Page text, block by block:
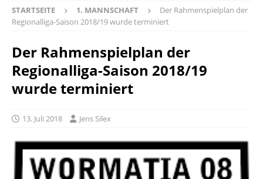
STARTSEITE 1. MANNSCHAFT
Der Rahmenspielplan der
Regionalliga-Saison 2018/19 wurde terminiert
Der Rahmenspielplan der
Regionalliga-Saison 2018/19
wurde terminiert
13. Juli 2018 Jens Silex